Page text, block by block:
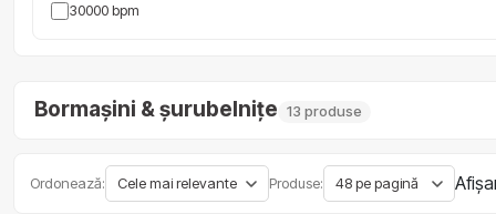
30000 bpm
Bormașini & șurubelnițe 13 produse
Ordonează: Produse: